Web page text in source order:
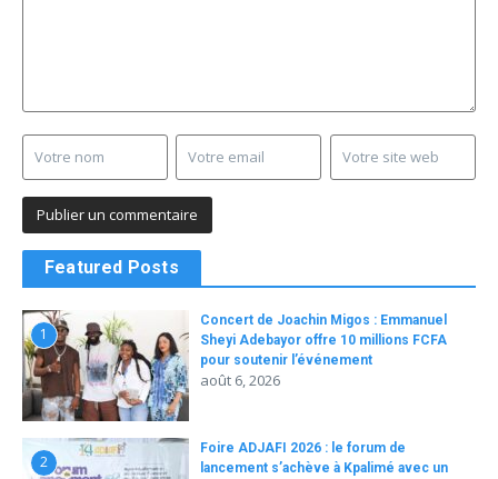
Featured Posts
1
Concert de Joachin Migos : Emmanuel
Sheyi Adebayor offre 10 millions FCFA
pour soutenir l’événement
août 6, 2026
2
Foire ADJAFI 2026 : le forum de
lancement s’achève à Kpalimé avec un